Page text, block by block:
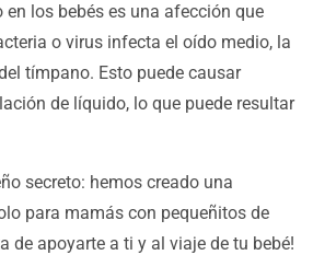
los bebés es una afección que
o virus infecta el oído medio, la
tímpano. Esto puede causar
de líquido, lo que puede resultar
secreto: hemos creado una
para mamás con pequeñitos de
de apoyarte a ti y al viaje de tu bebé!